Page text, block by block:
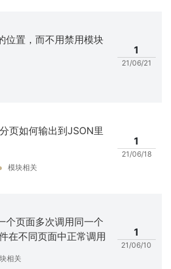
位置，而不用禁用模块
1
21/06/21
页如何输出到JSON里
模块相关
1
21/06/18
个页面多次调用同一个
在不同页面中正常调用
相关
1
21/06/10